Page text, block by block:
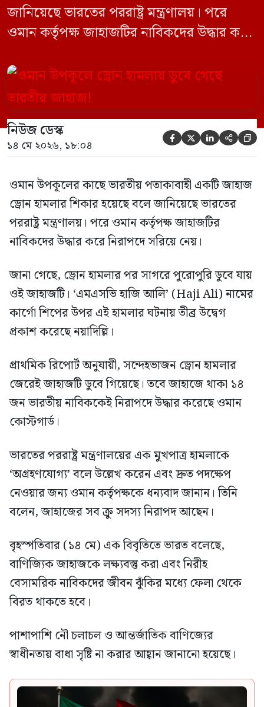
জানিয়েছে ভারতের পররাষ্ট্র মন্ত্রণালয়। পরে
ওমান কর্তৃপক্ষ জাহাজটির নাবিকদের উদ্ধার করে
পর সাগরে পুরোপুরি ডুবে যায় ওই জাহাজটি।
‘এমএসভি হাজি আলি’ (Haji Ali) নামের
কার্গো শিপের উপর এই হামলার ঘটনায় তীব্র
উদ্বেগ প্রকাশ করেছে নয়াদিল্লি। প্রাথমিক […]
নিউজ ডেস্ক
১৪ মে ২০২৬, ১৮:০৪     
ওমান উপকূলের কাছে ভারতীয় পতাকাবাহী একটি জাহাজ
ড্রোন হামলার শিকার হয়েছে বলে জানিয়েছে ভারতের
পররাষ্ট্র মন্ত্রণালয়। পরে ওমান কর্তৃপক্ষ জাহাজটির
নাবিকদের উদ্ধার করে নিরাপদে সরিয়ে নেয়।
জানা গেছে, ড্রোন হামলার পর সাগরে পুরোপুরি ডুবে যায়
ওই জাহাজটি। ‘এমএসভি হাজি আলি’ (Haji Ali) নামের
কার্গো শিপের উপর এই হামলার ঘটনায় তীব্র উদ্বেগ
প্রকাশ করেছে নয়াদিল্লি।
প্রাথমিক রিপোর্ট অনুযায়ী, সন্দেহভাজন ড্রোন হামলার
জেরেই জাহাজটি ডুবে গিয়েছে। তবে জাহাজে থাকা ১৪
জন ভারতীয় নাবিককেই নিরাপদে উদ্ধার করেছে ওমান
কোস্টগার্ড।
ভারতের পররাষ্ট্র মন্ত্রণালয়ের এক মুখপাত্র হামলাকে
‘অগ্রহণযোগ্য’ বলে উল্লেখ করেন এবং দ্রুত পদক্ষেপ
নেওয়ার জন্য ওমান কর্তৃপক্ষকে ধন্যবাদ জানান। তিনি
বলেন, জাহাজের সব ক্রু সদস্য নিরাপদ আছেন।
বৃহস্পতিবার (১৪ মে) এক বিবৃতিতে ভারত বলেছে,
বাণিজ্যিক জাহাজকে লক্ষ্যবস্তু করা এবং নিরীহ
বেসামরিক নাবিকদের জীবন ঝুঁকির মধ্যে ফেলা থেকে
বিরত থাকতে হবে।
পাশাপাশি নৌ চলাচল ও আন্তর্জাতিক বাণিজ্যের
স্বাধীনতায় বাধা সৃষ্টি না করার আহ্বান জানানো হয়েছে।